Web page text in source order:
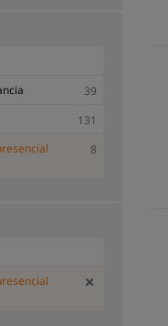
39
131
8